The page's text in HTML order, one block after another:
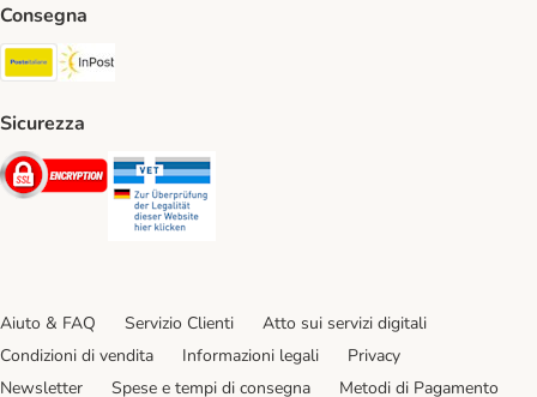
Consegna
Poste Italiane. Shipping Method
Sicurezza
Security
Aiuto & FAQ Servizio Clienti
Atto sui servizi digitali
Condizioni di vendita
Informazioni legali
Privacy
Newsletter
Spese e tempi di consegna Metodi di Pagamento